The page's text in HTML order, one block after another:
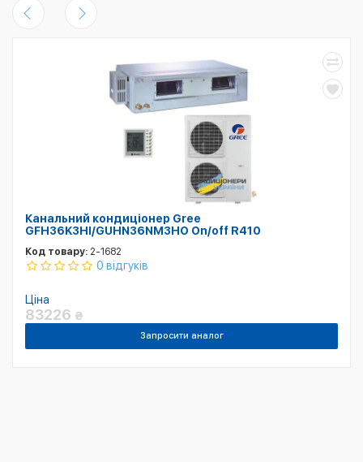
Канальний кондиціонер Gree
GFH36K3HI/GUHN36NM3HO On/off R410
Код товару: 2-1682
0 відгуків
Ціна
83226 ₴
Запросити аналог